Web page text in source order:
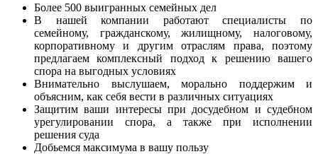
Более 500 выигранных семейных дел
В нашей компании работают специалисты по
семейному, гражданскому, жилищному, налоговому,
корпоративному и другим отраслям права, поэтому
предлагаем комплексный подход к решению вашего
спора на выгодных условиях
Внимательно выслушаем, морально поддержим и
объясним, как себя вести в различных ситуациях
Защитим ваши интересы при досудебном и судебном
урегулировании спора, а также при исполнении
решения суда
Добьемся максимума в вашу пользу